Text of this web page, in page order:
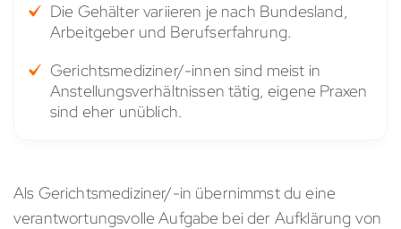
Die Gehälter variieren je nach Bundesland,
Arbeitgeber und Berufserfahrung.
Gerichtsmediziner/-innen sind meist in
Anstellungsverhältnissen tätig, eigene Praxen
sind eher unüblich.
Als Gerichtsmediziner/-in übernimmst du eine
verantwortungsvolle Aufgabe bei der Aufklärung von